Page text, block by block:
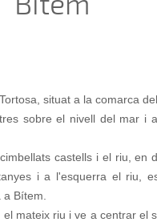
situat a la comarca
sobre el nivell del mar i
castells i el riu, en
i a l'esquerra el riu,
Bítem.
mateix riu i ve a centrar el